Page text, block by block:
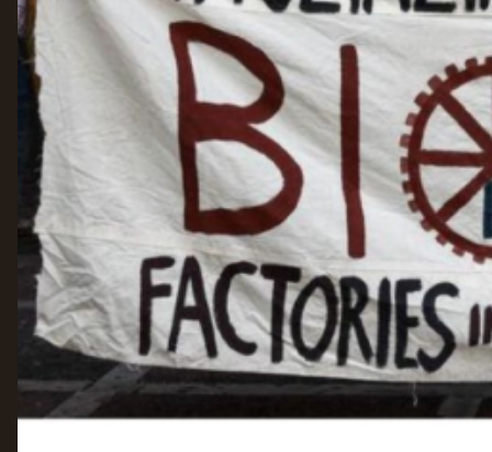
CONTACT
GROEPEN
ANARCHISTISCHE GROEP A’DAM
ANARCHISTISCH COLLECTIEF ANTWERPEN
ANARCHISTISCH COLLECTIEF BRUGGE
VB AMSTERDAM
VRIJ COLLECTIEF KORTRIJK
LEUVENSE ANARCHISTISCHE GROEP